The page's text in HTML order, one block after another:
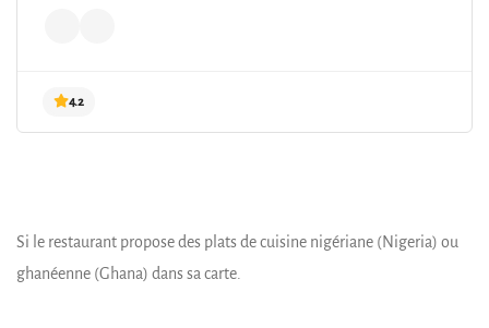
Si le restaurant propose des plats de cuisine nigériane (Nigeria) ou
ghanéenne (Ghana) dans sa carte.